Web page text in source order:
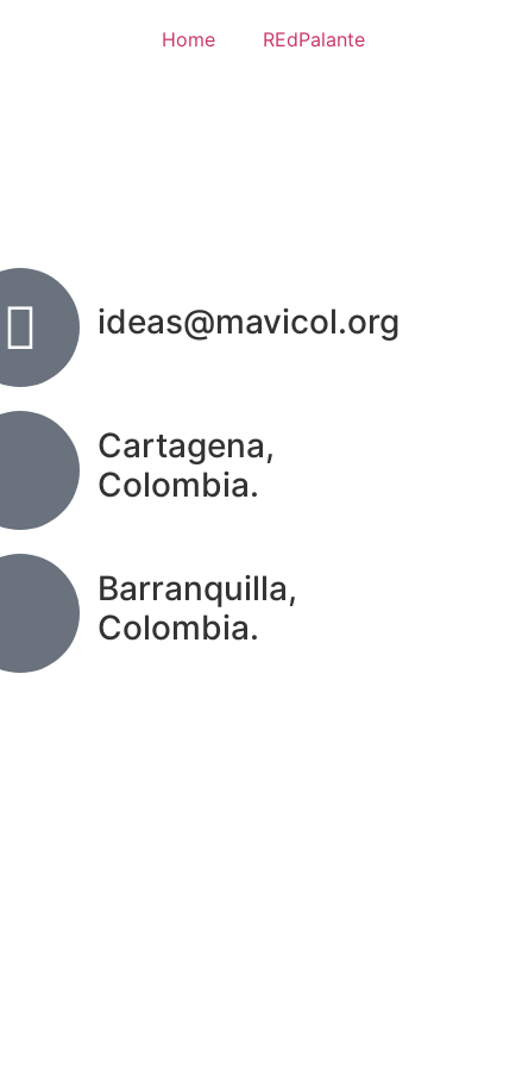
Home REdPalante
ideas@mavicol.org
Cartagena,
Colombia.
Barranquilla,
Colombia.